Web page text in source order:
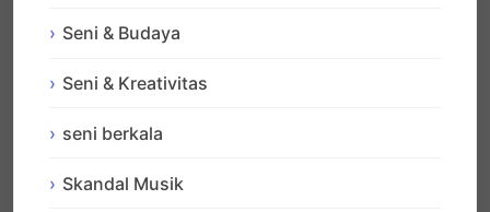
Seni & Budaya
Seni & Kreativitas
seni berkala
Skandal Musik